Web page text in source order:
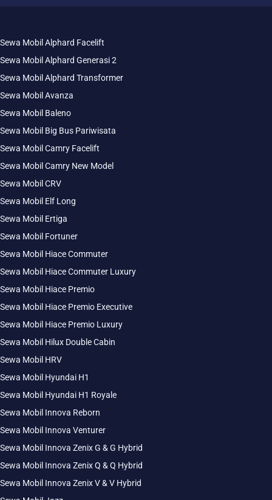
Sewa Mobil Alphard Facelift
Sewa Mobil Alphard Generasi 2
Sewa Mobil Alphard Transformer
Sewa Mobil Avanza
Sewa Mobil Baleno
Sewa Mobil Big Bus Pariwisata
Sewa Mobil Camry Facelift
Sewa Mobil Camry New Model
Sewa Mobil CRV
Sewa Mobil Elf Long
Sewa Mobil Ertiga
Sewa Mobil Fortuner
Sewa Mobil Hiace Commuter
Sewa Mobil Hiace Commuter Luxury
Sewa Mobil Hiace Premio
Sewa Mobil Hiace Premio Executive
Sewa Mobil Hiace Premio Luxury
Sewa Mobil Hilux Double Cabin
Sewa Mobil HRV
Sewa Mobil Hyundai H1
Sewa Mobil Hyundai H1 Royale
Sewa Mobil Innova Reborn
Sewa Mobil Innova Venturer
Sewa Mobil Innova Zenix G & G Hybrid
Sewa Mobil Innova Zenix Q & Q Hybrid
Sewa Mobil Innova Zenix V & V Hybrid